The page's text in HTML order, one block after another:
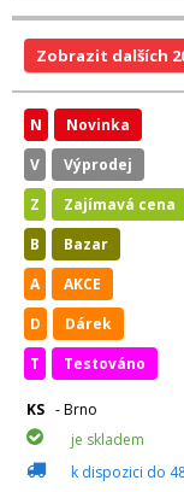
Zobrazit dalších
N
Novinka
V
Výprodej
Z
Zajímavá cena
B
Bazar
A
AKCE
D
Dárek
T
Testováno
KS - Brno
je skladem
k dispozici do